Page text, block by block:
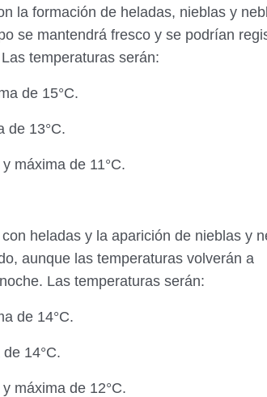
la formación de heladas, nieblas y
se mantendrá fresco y se podrían
temperaturas serán:
de 15°C.
de 13°C.
máxima de 11°C.
heladas y la aparición de nieblas y
aunque las temperaturas volverán a
Las temperaturas serán:
de 14°C.
14°C.
máxima de 12°C.